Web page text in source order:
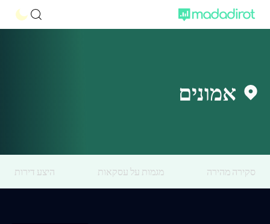
אמונים
סקירה מהירה מגמות על עסקאות היצע דירות